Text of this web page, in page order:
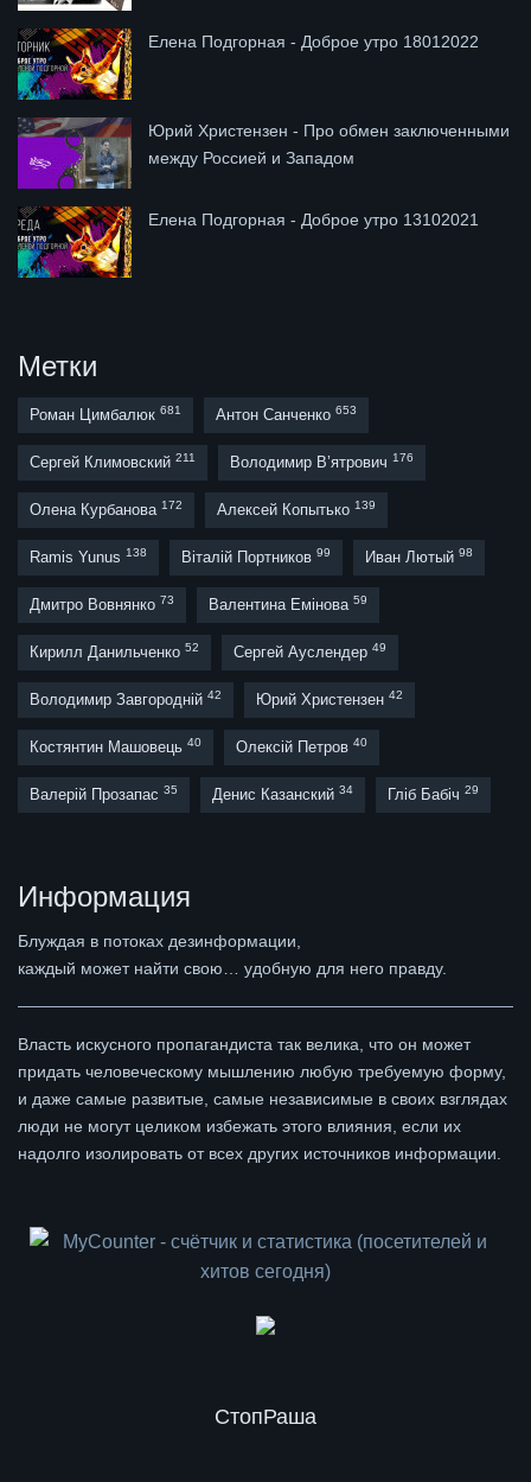
Елена Подгорная - Доброе утро 18012022
Юрий Христензен - Про обмен заключенными
между Россией и Западом
Елена Подгорная - Доброе утро 13102021
Метки
Роман Цимбалюк 681 Антон Санченко 653
Сергей Климовский 211 Володимир В’ятрович 176
Олена Курбанова 172 Алексей Копытько 139
Ramis Yunus 138 Віталій Портников 99 Иван Лютый 98
Дмитро Вовнянко 73 Валентина Емінова 59
Кирилл Данильченко 52 Сергей Ауслендер 49
Володимир Завгородній 42 Юрий Христензен 42
Костянтин Машовець 40 Олексій Петров 40
Валерій Прозапас 35 Денис Казанский 34 Гліб Бабіч 29
Информация
Блуждая в потоках дезинформации,
каждый может найти свою… удобную для него правду.
Власть искусного пропагандиста так велика, что он может
придать человеческому мышлению любую требуемую форму,
и даже самые развитые, самые независимые в своих взглядах
люди не могут целиком избежать этого влияния, если их
надолго изолировать от всех других источников информации.
СтопРаша